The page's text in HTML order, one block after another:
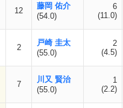
12
藤岡 佑介
(54.0)
6
(11.0)
2
戸崎 圭太
(55.0)
2
(4.5)
7
川又 賢治
(55.0)
1
(2.2)